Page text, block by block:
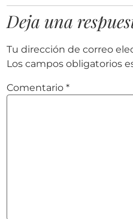
Deja una
Tu dirección de correo
Los campos obligatorios
Comentario *